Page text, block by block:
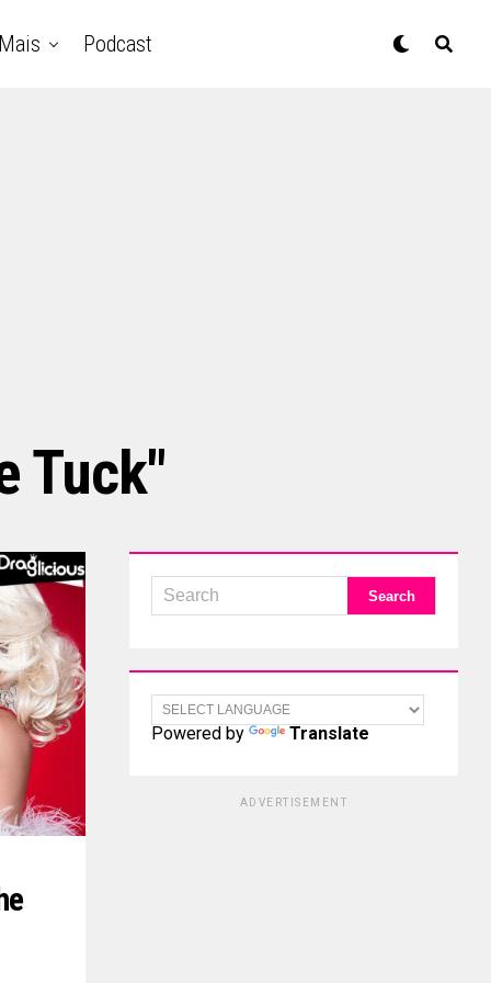
Podcast
Tuck"
Powered by Translate
ADVERTISEMENT